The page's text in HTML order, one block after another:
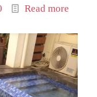
Read more